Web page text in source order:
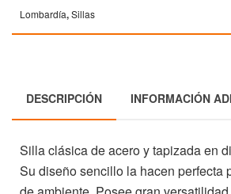
Lombardía,Sillas
DESCRIPCIÓN INFORMACIÓN
Silla clásica de acero y tapizada en
Su diseño sencillo la hacen perfecta